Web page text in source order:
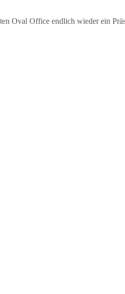
Oval Office endlich wieder ein